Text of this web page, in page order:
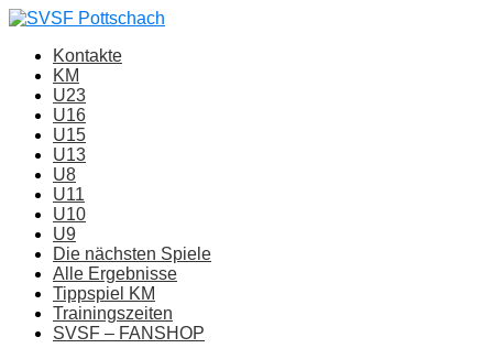
Kontakte
KM
U23
U16
U15
U13
U8
U11
U10
U9
Die nächsten Spiele
Alle Ergebnisse
Tippspiel KM
Trainingszeiten
SVSF – FANSHOP